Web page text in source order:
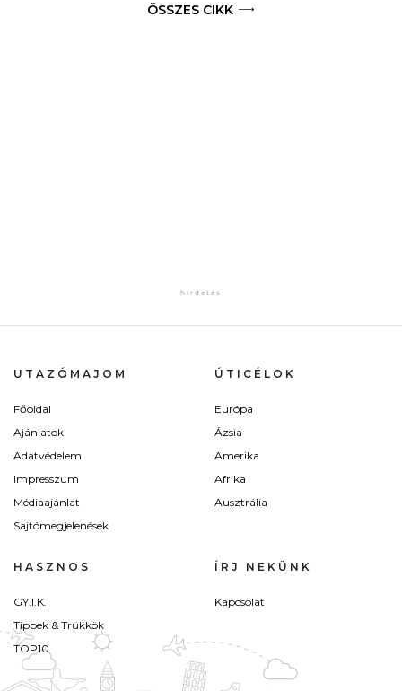
ÖSSZES CIKK
UTAZÓMAJOM
Főoldal
Ajánlatok
Adatvédelem
Impresszum
Médiaajánlat
Sajtómegjelenések
ÚTICÉLOK
Európa
Ázsia
Amerika
Afrika
Ausztrália
HASZNOS
GY.I.K.
Tippek & Trükkök
TOP10
ÍRJ NEKÜNK
Kapcsolat